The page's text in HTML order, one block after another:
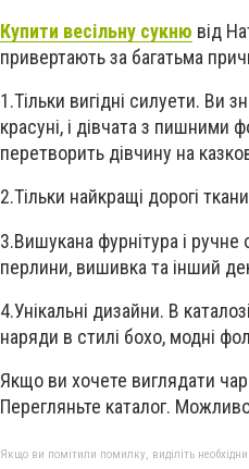
Купити весільну сукню від
привертають за багатьма
1.Тільки вигідні силуети. Ви
красуні, і дівчата з пишними
перетворить дівчину на
2.Тільки найкращі дорогі
3.Вишукана фурнітура і
перлини, вишивка та інший
4.Унікальні дизайни. В
наряди в стилі бохо, модні
Якщо ви хочете виглядати
Перегляньте каталог.
Якщо ви помітили помилку, виділіть